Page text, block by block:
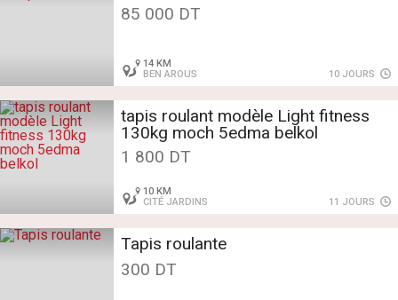
85 000 DT
14 KM
BEN AROUS
10 JOURS
tapis roulant modèle Light fitness
130kg moch 5edma belkol
1 800 DT
10 KM
CITÉ JARDINS
11 JOURS
Tapis roulante
300 DT